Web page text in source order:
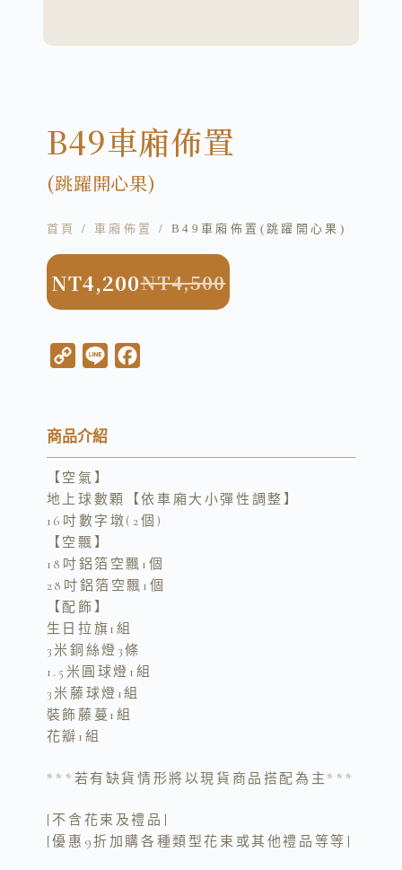
B49車廂佈置
(跳躍開心果)
首頁 / 車廂佈置 / B49車廂佈置(跳躍開心果)
NT4,500
NT4,200
y
L
n
k
e
b
o
k
商品介紹
【空氣】
地上球數顆【依車廂大小彈性調整】
16吋數字墩(2個)
【空飄】
18吋鋁箔空飄1個
28吋鋁箔空飄1個
【配飾】
生日拉旗1組
3米銅絲燈3條
1.5米圓球燈1組
3米藤球燈1組
裝飾藤蔓1組
花瓣1組
***若有缺貨情形將以現貨商品搭配為主***
[不含花束及禮品]
[優惠9折加購各種類型花束或其他禮品等等]